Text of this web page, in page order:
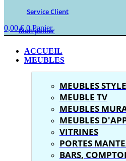
Service Client
0,00€ 0 Panier
Mon panier
ACCUEIL
MEUBLES
MEUBLES
MEUBLE TV
MEUBLES
MEUBLES
VITRINES
PORTES
BARS,